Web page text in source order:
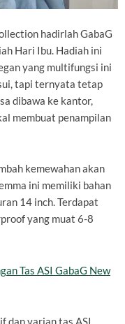
hadirlah GabaG
Hari Ibu. Hadiah ini
yang multifungsi ini
tapi ternyata tetap
dibawa ke kantor,
membuat penampilan
kemewahan akan
ini memiliki bahan
14 inch. Terdapat
yang muat 6-8
Tas ASI GabaG New